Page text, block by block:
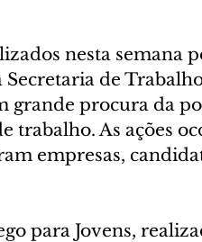
nesta semana
Secretaria de
grande procura da
trabalho. As ações
empresas,
para Jovens,